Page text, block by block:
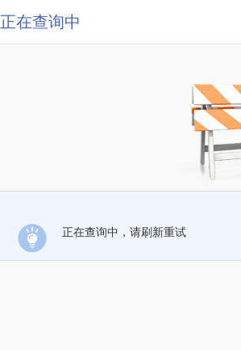
正在查询中
正在查询中，请刷新重试